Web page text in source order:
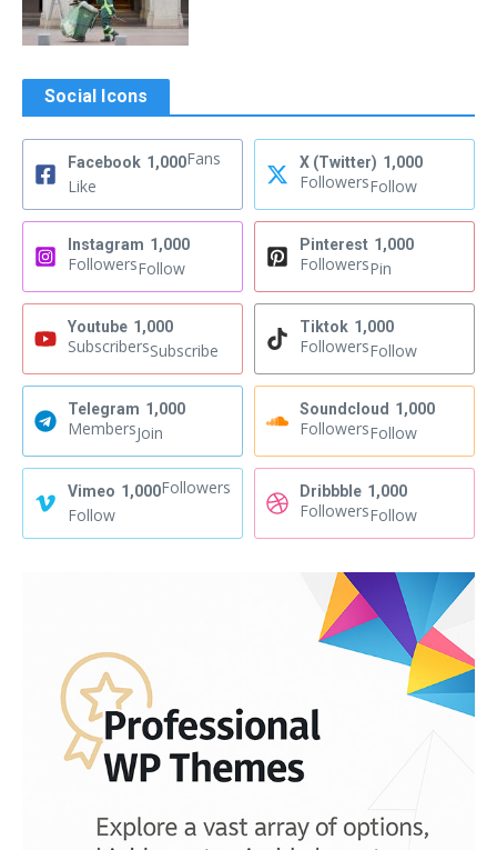
Social Icons
Facebook 1,000Fans
Like
X (Twitter) 1,000
FollowersFollow
Instagram 1,000
FollowersFollow
Pinterest 1,000
FollowersPin
Youtube 1,000
SubscribersSubscribe
Tiktok 1,000
FollowersFollow
Telegram 1,000
MembersJoin
Soundcloud 1,000
FollowersFollow
Vimeo 1,000Followers
Follow
Dribbble 1,000
FollowersFollow